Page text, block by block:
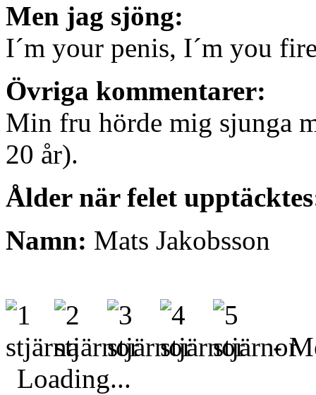
Men jag sjöng:
I´m your penis, I´m you
Övriga kommentarer:
Min fru hörde mig sjunga
20 år).
Ålder när felet
Namn: Mats Jakobsson
-
Loading...